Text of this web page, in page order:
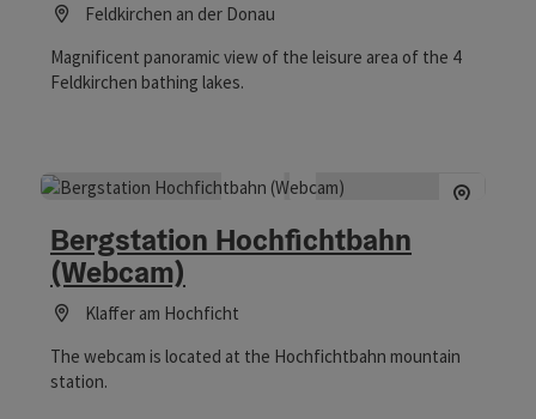
Feldkirchen an der Donau
Magnificent panoramic view of the leisure area of the 4
Feldkirchen bathing lakes.
Bergstation Hochfichtbahn
(Webcam)
Klaffer am Hochficht
The webcam is located at the Hochfichtbahn mountain
station.